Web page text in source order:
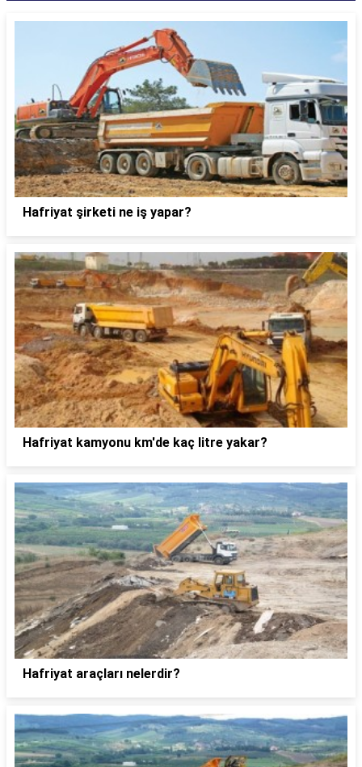
Hafriyat şirketi ne iş yapar?
Hafriyat kamyonu km'de kaç litre yakar?
Hafriyat araçları nelerdir?